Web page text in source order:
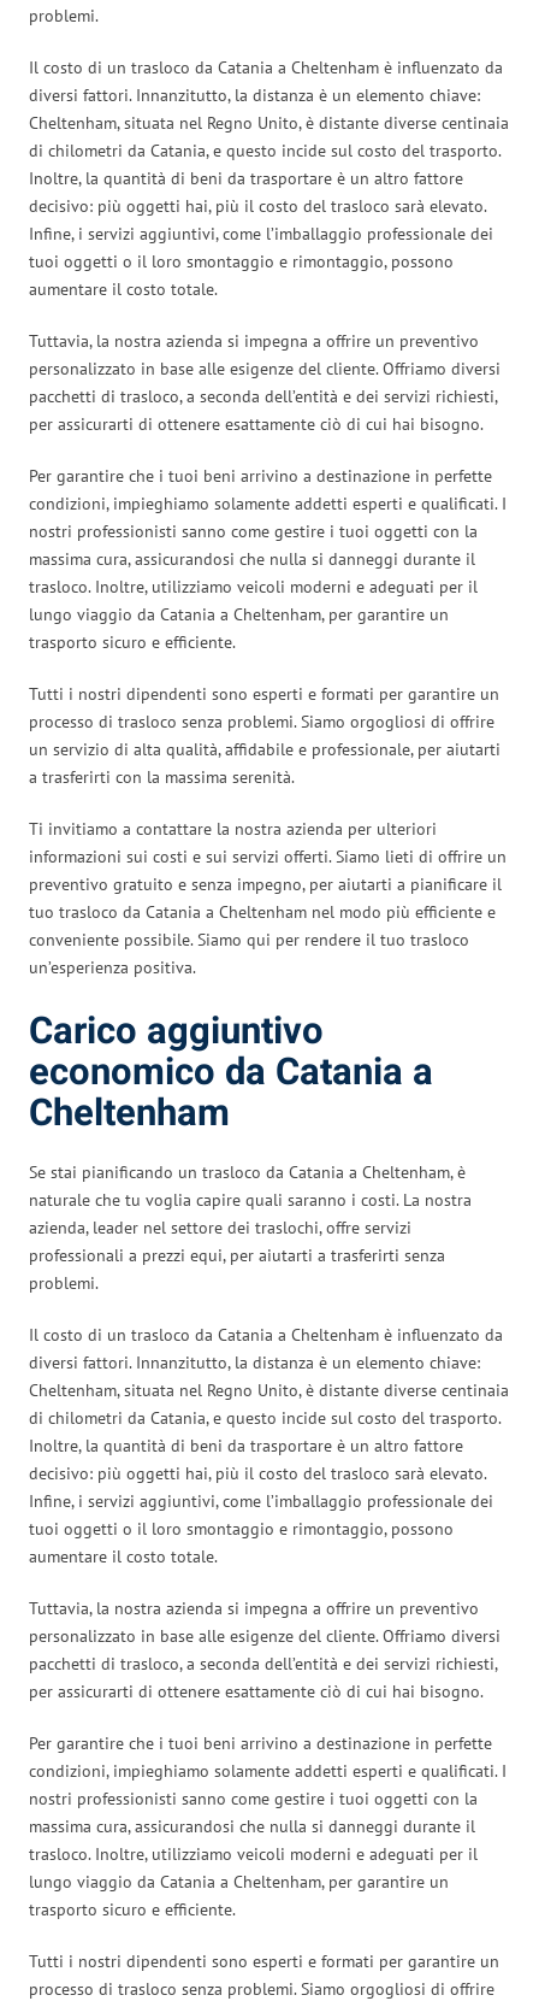
problemi.
Il costo di un trasloco da Catania a Cheltenham è influenzato da
diversi fattori. Innanzitutto, la distanza è un elemento chiave:
Cheltenham, situata nel Regno Unito, è distante diverse centinaia
di chilometri da Catania, e questo incide sul costo del trasporto.
Inoltre, la quantità di beni da trasportare è un altro fattore
decisivo: più oggetti hai, più il costo del trasloco sarà elevato.
Infine, i servizi aggiuntivi, come l’imballaggio professionale dei
tuoi oggetti o il loro smontaggio e rimontaggio, possono
aumentare il costo totale.
Tuttavia, la nostra azienda si impegna a offrire un preventivo
personalizzato in base alle esigenze del cliente. Offriamo diversi
pacchetti di trasloco, a seconda dell’entità e dei servizi richiesti,
per assicurarti di ottenere esattamente ciò di cui hai bisogno.
Per garantire che i tuoi beni arrivino a destinazione in perfette
condizioni, impieghiamo solamente addetti esperti e qualificati. I
nostri professionisti sanno come gestire i tuoi oggetti con la
massima cura, assicurandosi che nulla si danneggi durante il
trasloco. Inoltre, utilizziamo veicoli moderni e adeguati per il
lungo viaggio da Catania a Cheltenham, per garantire un
trasporto sicuro e efficiente.
Tutti i nostri dipendenti sono esperti e formati per garantire un
processo di trasloco senza problemi. Siamo orgogliosi di offrire
un servizio di alta qualità, affidabile e professionale, per aiutarti
a trasferirti con la massima serenità.
Ti invitiamo a contattare la nostra azienda per ulteriori
informazioni sui costi e sui servizi offerti. Siamo lieti di offrire un
preventivo gratuito e senza impegno, per aiutarti a pianificare il
tuo trasloco da Catania a Cheltenham nel modo più efficiente e
conveniente possibile. Siamo qui per rendere il tuo trasloco
un’esperienza positiva.
Carico aggiuntivo
economico da Catania a
Cheltenham
Se stai pianificando un trasloco da Catania a Cheltenham, è
naturale che tu voglia capire quali saranno i costi. La nostra
azienda, leader nel settore dei traslochi, offre servizi
professionali a prezzi equi, per aiutarti a trasferirti senza
problemi.
Il costo di un trasloco da Catania a Cheltenham è influenzato da
diversi fattori. Innanzitutto, la distanza è un elemento chiave:
Cheltenham, situata nel Regno Unito, è distante diverse centinaia
di chilometri da Catania, e questo incide sul costo del trasporto.
Inoltre, la quantità di beni da trasportare è un altro fattore
decisivo: più oggetti hai, più il costo del trasloco sarà elevato.
Infine, i servizi aggiuntivi, come l’imballaggio professionale dei
tuoi oggetti o il loro smontaggio e rimontaggio, possono
aumentare il costo totale.
Tuttavia, la nostra azienda si impegna a offrire un preventivo
personalizzato in base alle esigenze del cliente. Offriamo diversi
pacchetti di trasloco, a seconda dell’entità e dei servizi richiesti,
per assicurarti di ottenere esattamente ciò di cui hai bisogno.
Per garantire che i tuoi beni arrivino a destinazione in perfette
condizioni, impieghiamo solamente addetti esperti e qualificati. I
nostri professionisti sanno come gestire i tuoi oggetti con la
massima cura, assicurandosi che nulla si danneggi durante il
trasloco. Inoltre, utilizziamo veicoli moderni e adeguati per il
lungo viaggio da Catania a Cheltenham, per garantire un
trasporto sicuro e efficiente.
Tutti i nostri dipendenti sono esperti e formati per garantire un
processo di trasloco senza problemi. Siamo orgogliosi di offrire